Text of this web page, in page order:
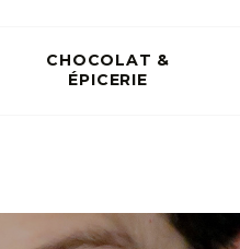
CHOCOLAT &
ÉPICERIE